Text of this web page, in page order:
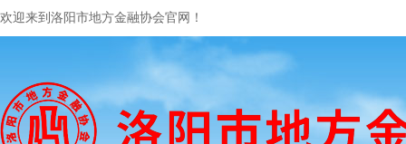
欢迎来到洛阳市地方金融协会官网！